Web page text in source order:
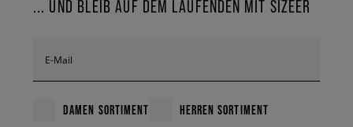
... UND BLEIB AUF DEM LAUFENDEN MIT SIZEER
E-Mail
DAMEN SORTIMENT HERREN SORTIMENT